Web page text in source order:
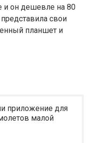
и он дешевле на 80
свои
планшет и
приложение для
малой